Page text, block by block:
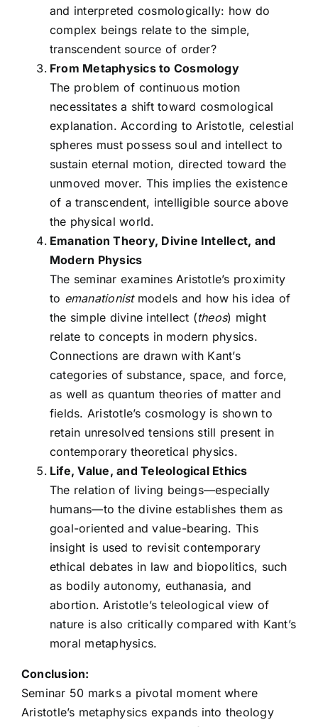
and interpreted cosmologically: how do
complex beings relate to the simple,
transcendent source of order?
From Metaphysics to Cosmology
The problem of continuous motion
necessitates a shift toward cosmological
explanation. According to Aristotle, celestial
spheres must possess soul and intellect to
sustain eternal motion, directed toward the
unmoved mover. This implies the existence
of a transcendent, intelligible source above
the physical world.
Emanation Theory, Divine Intellect, and
Modern Physics
The seminar examines Aristotle’s proximity
to emanationistmodels and how his idea of
the simple divine intellect (theos) might
relate to concepts in modern physics.
Connections are drawn with Kant’s
categories of substance, space, and force,
as well as quantum theories of matter and
fields. Aristotle’s cosmology is shown to
retain unresolved tensions still present in
contemporary theoretical physics.
Life, Value, and Teleological Ethics
The relation of living beings—especially
humans—to the divine establishes them as
goal-oriented and value-bearing. This
insight is used to revisit contemporary
ethical debates in law and biopolitics, such
as bodily autonomy, euthanasia, and
abortion. Aristotle’s teleological view of
nature is also critically compared with Kant’s
moral metaphysics.
Conclusion:
Seminar 50 marks a pivotal moment where
Aristotle’s metaphysics expands into theology